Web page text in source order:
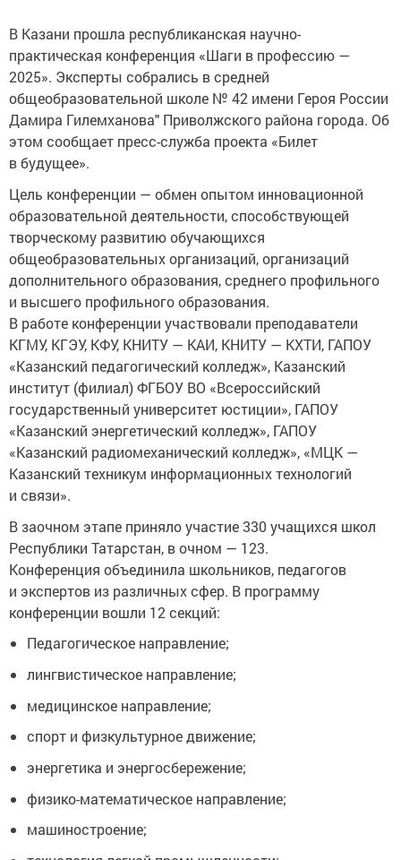
В Казани прошла республиканская научно-
практическая конференция «Шаги в профессию —
2025». Эксперты собрались в средней
общеобразовательной школе № 42 имени Героя России
Дамира Гилемханова" Приволжского района города. Об
этом сообщает пресс-служба проекта «Билет
в будущее».
Цель конференции — обмен опытом инновационной
образовательной деятельности, способствующей
творческому развитию обучающихся
общеобразовательных организаций, организаций
дополнительного образования, среднего профильного
и высшего профильного образования.
В работе конференции участвовали преподаватели
КГМУ, КГЭУ, КФУ, КНИТУ — КАИ, КНИТУ — КХТИ, ГАПОУ
«Казанский педагогический колледж», Казанский
институт (филиал) ФГБОУ ВО «Всероссийский
государственный университет юстиции», ГАПОУ
«Казанский энергетический колледж», ГАПОУ
«Казанский радиомеханический колледж», «МЦК —
Казанский техникум информационных технологий
и связи».
В заочном этапе приняло участие 330 учащихся школ
Республики Татарстан, в очном — 123.
Конференция объединила школьников, педагогов
и экспертов из различных сфер. В программу
конференции вошли 12 секций:
Педагогическое направление;
лингвистическое направление;
медицинское направление;
спорт и физкультурное движение;
энергетика и энергосбережение;
физико-математическое направление;
машиностроение;